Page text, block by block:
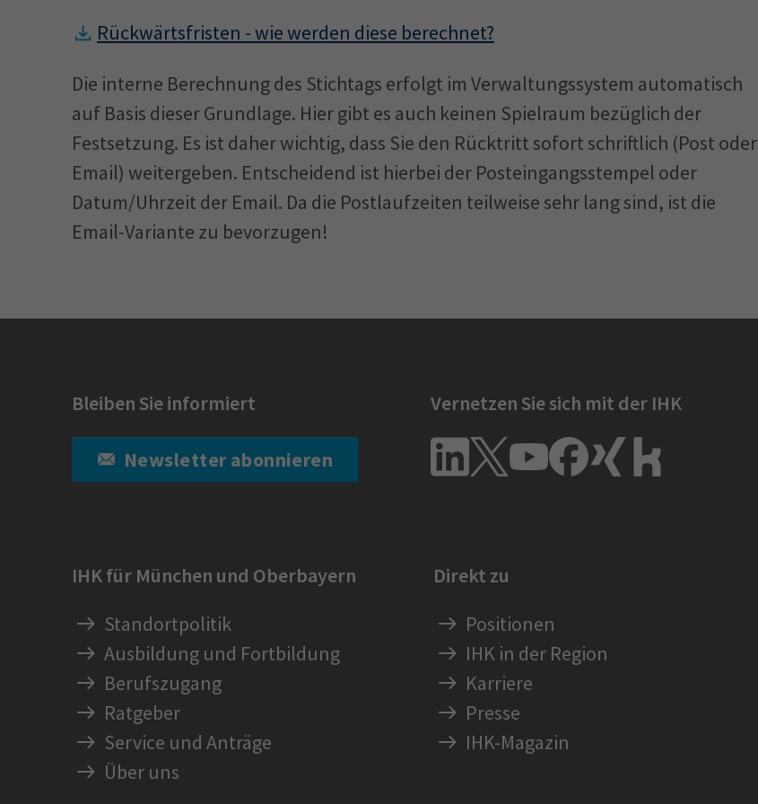
Rückwärtsfristen - wie werden diese berechnet?
Die interne Berechnung des Stichtags erfolgt im Verwaltungssystem automatisch
auf Basis dieser Grundlage. Hier gibt es auch keinen Spielraum bezüglich der
Festsetzung. Es ist daher wichtig, dass Sie den Rücktritt sofort schriftlich (Post oder
Email) weitergeben. Entscheidend ist hierbei der Posteingangsstempel oder
Datum/Uhrzeit der Email. Da die Postlaufzeiten teilweise sehr lang sind, ist die
Email-Variante zu bevorzugen!
Bleiben Sie informiert
Newsletter abonnieren
Vernetzen Sie sich mit der IHK
IHK für München und Oberbayern
Standortpolitik
Ausbildung und Fortbildung
Berufszugang
Ratgeber
Service und Anträge
Über uns
Direkt zu
Positionen
IHK in der Region
Karriere
Presse
IHK-Magazin